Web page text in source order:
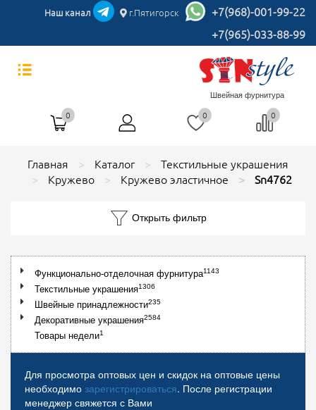
Наш канал г.Пятигорск
+7(968)-001-99-22
+7(965)-033-88-99
Швейная фурнитура
0 0 0
Главная Каталог
Текстильные украшения
Кружево
Кружево эластичное Sn4762
Открыть фильтр
Функционально-отделочная фурнитура1143
Текстильные украшения1306
Швейные принадлежности235
Декоративные украшения2584
Товары недели1
Для просмотра оптовых цен и скидок на оптовые цены
необходимо зарегистрироваться. После регистрации
менеджер свяжется с Вами